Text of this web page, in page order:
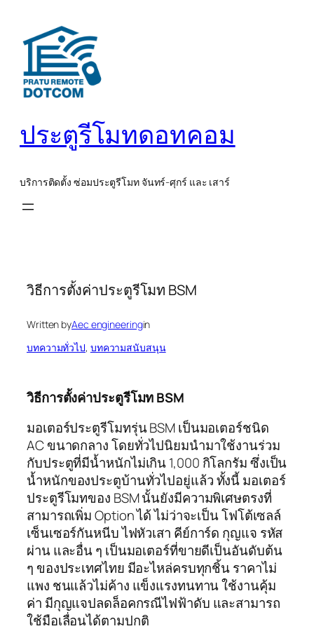
เนื้อหา
ประตูรีโมทดอทคอม
บริการติดตั้ง ซ่อมประตูรีโมท จันทร์-ศุกร์ และ เสาร์
วิธีการตั้งค่าประตูรีโมท BSM
Written byAec engineeringin
บทความทั่วไป, บทความสนับสนุน
วิธีการตั้งค่าประตูรีโมท BSM
มอเตอร์ประตูรีโมทรุ่น BSM เป็นมอเตอร์ชนิด
AC ขนาดกลาง โดยทั่วไปนิยมนำมาใช้งานร่วม
กับประตูที่มีน้ำหนักไม่เกิน 1,000 กิโลกรัม ซึ่งเป็น
น้ำหนักของประตูบ้านทั่วไปอยู่แล้ว ทั้งนี้ มอเตอร์
ประตูรีโมทของ BSM นั้นยังมีความพิเศษตรงที่
สามารถเพิ่ม Option ได้ ไม่ว่าจะเป็น โฟโต้เซลล์
เซ็นเซอร์กันหนีบ ไฟหัวเสา คีย์การ์ด กุญแจ รหัส
ผ่าน และอื่น ๆ เป็นมอเตอร์ที่ขายดีเป็นอันดับต้น
ๆ ของประเทศไทย มีอะไหล่ครบทุกชิ้น ราคาไม่
แพง ชนแล้วไม่ค้าง แข็งแรงทนทาน ใช้งานคุ้ม
ค่า มีกุญแจปลดล็อคกรณีไฟฟ้าดับ และสามารถ
ใช้มือเลื่อนได้ตามปกติ